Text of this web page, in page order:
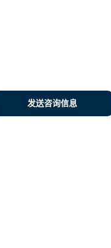
发送咨询信息